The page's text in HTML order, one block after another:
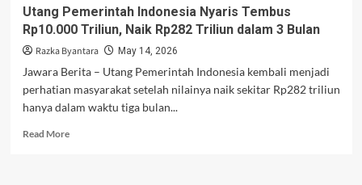
Utang Pemerintah Indonesia Nyaris Tembus
Rp10.000 Triliun, Naik Rp282 Triliun dalam 3 Bulan
Razka Byantara May 14, 2026
Jawara Berita – Utang Pemerintah Indonesia kembali menjadi
perhatian masyarakat setelah nilainya naik sekitar Rp282 triliun
hanya dalam waktu tiga bulan...
Read MoreRead